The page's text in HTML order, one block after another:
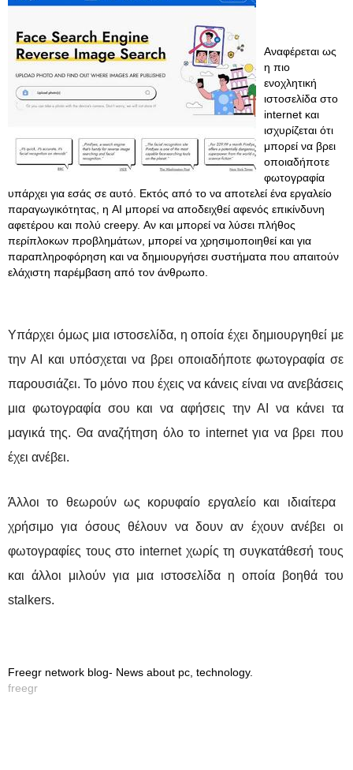
Αναφέρεται ως
η πιο
ενοχλητική
ιστοσελίδα στο
internet και
ισχυρίζεται ότι
μπορεί να βρει
οποιαδήποτε
φωτογραφία
υπάρχει για εσάς σε αυτό. Εκτός από το να αποτελεί ένα εργαλείο
παραγωγικότητας, η AI μπορεί να αποδειχθεί αφενός επικίνδυνη
αφετέρου και πολύ creepy. Αν και μπορεί να λύσει πλήθος
περίπλοκων προβλημάτων, μπορεί να χρησιμοποιηθεί και για
παραπληροφόρηση και να δημιουργήσει συστήματα που απαιτούν
ελάχιστη παρέμβαση από τον άνθρωπο.
Υπάρχει όμως μια ιστοσελίδα, η οποία έχει δημιουργηθεί με
την AI και υπόσχεται να βρει οποιαδήποτε φωτογραφία σε
παρουσιάζει. Το μόνο που έχεις να κάνεις είναι να ανεβάσεις
μια φωτογραφία σου και να αφήσεις την AI να κάνει τα
μαγικά της. Θα αναζήτηση όλο το internet για να βρει που
έχει ανέβει.
Άλλοι το θεωρούν ως κορυφαίο εργαλείο και ιδιαίτερα
χρήσιμο για όσους θέλουν να δουν αν έχουν ανέβει οι
φωτογραφίες τους στο internet χωρίς τη συγκατάθεσή τους
και άλλοι μιλούν για μια ιστοσελίδα η οποία βοηθά του
stalkers.
Freegr network blog- News about pc, technology.
freegr